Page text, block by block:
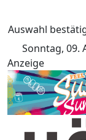
Auswahl
Sonntag, 09.
Anzeige